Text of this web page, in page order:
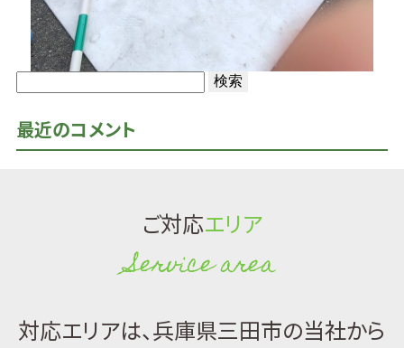
最近のコメント
ご対応エリア
Service area
対応エリアは、兵庫県三田市の当社から